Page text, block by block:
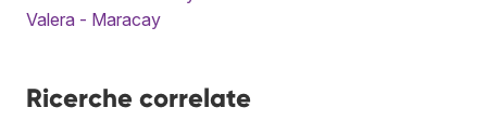
Valera - Maracay
Ricerche correlate